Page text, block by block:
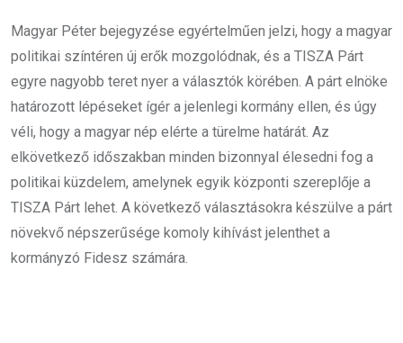
Magyar Péter bejegyzése egyértelműen jelzi, hogy a magyar
politikai színtéren új erők mozgolódnak, és a TISZA Párt
egyre nagyobb teret nyer a választók körében. A párt elnöke
határozott lépéseket ígér a jelenlegi kormány ellen, és úgy
véli, hogy a magyar nép elérte a türelme határát. Az
elkövetkező időszakban minden bizonnyal élesedni fog a
politikai küzdelem, amelynek egyik központi szereplője a
TISZA Párt lehet. A következő választásokra készülve a párt
növekvő népszerűsége komoly kihívást jelenthet a
kormányzó Fidesz számára.